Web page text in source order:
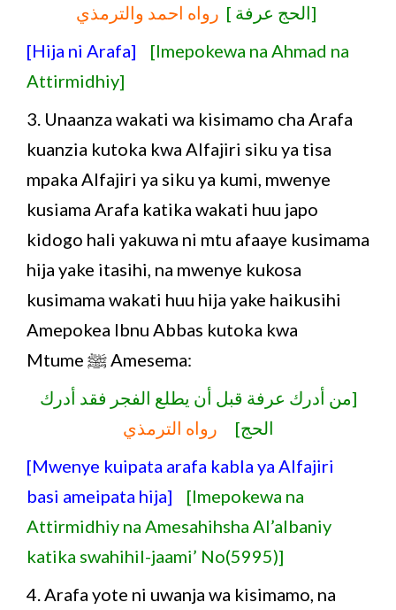
[الحج عرفة ] رواه احمد والترمذي
[Hija ni Arafa]
[Imepokewa na Ahmad na
Attirmidhiy]
3. Unaanza wakati wa kisimamo cha Arafa
kuanzia kutoka kwa Alfajiri siku ya tisa
mpaka Alfajiri ya siku ya kumi, mwenye
kusiama Arafa katika wakati huu japo
kidogo hali yakuwa ni mtu afaaye kusimama
hija yake itasihi, na mwenye kukosa
kusimama wakati huu hija yake haikusihi
Amepokea Ibnu Abbas kutoka kwa
Mtume ﷺ Amesema:
[من أدرك عرفة قبل أن يطلع الفجر فقد أدرك
الحج] رواه الترمذي
[Mwenye kuipata arafa kabla ya Alfajiri
basi ameipata hija] [Imepokewa na
Attirmidhiy na Amesahihsha Al’albaniy
katika swahihil-jaami’ No(5995)]
4. Arafa yote ni uwanja wa kisimamo, na